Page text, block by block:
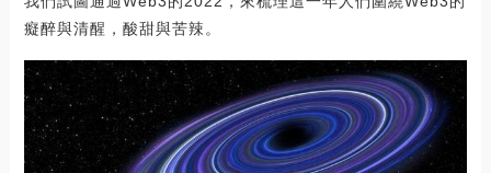
癡醉與清醒，酸甜與苦辣。